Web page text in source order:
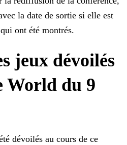
la date de sortie si elle est
ont été montrés.
jeux dévoilés
World du 9
dévoilés au cours de ce